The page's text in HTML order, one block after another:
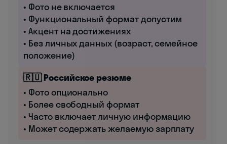
• Фото не включается
• Функциональный формат допустим
• Акцент на достижениях
• Без личных данных (возраст, семейное
положение)
🇷🇺 Российское резюме
• Фото опционально
• Более свободный формат
• Часто включает личную информацию
• Может содержать желаемую зарплату